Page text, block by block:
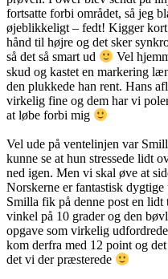
fortsatte forbi området, så jeg
øjeblikkeligt – fedt! Kigger
hånd til højre og det sker
så det så smart ud
Vel
skud og kastet en markering
den plukkede han rent. Hans
virkelig fine og dem har vi
at løbe forbi mig
Vel ude på ventelinjen var
kunne se at hun stressede lidt
ned igen. Men vi skal øve at
Norskerne er fantastisk
Smilla fik på denne post en
vinkel på 10 grader og den
opgave som virkelig
kom derfra med 12 point og
det vi der præsterede